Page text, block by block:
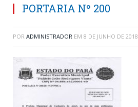
PORTARIA Nº 200
POR ADMINISTRADOR EM 8 DE JUNHO DE 2018